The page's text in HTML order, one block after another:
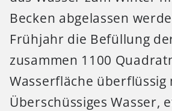
Becken abgelassen
Frühjahr die Befüllung
zusammen 1100
Wasserfläche überflüssig
Überschüssiges Wasser,